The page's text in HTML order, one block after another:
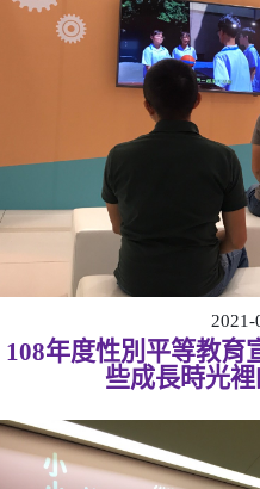
2021-
108年度性別平等教育
些成長時光裡